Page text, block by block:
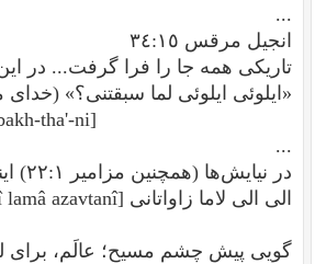
...
انجیل مرقس ٣٤:١٥
تاریکی همه جا را فرا گرفت... در
«ایلوئی ایلوئی لما سبقتنی؟»
tha'-ni]
...
در نیایش‌ها (همچنین مزامیر ۲۲:۱
)
الی الی لاما زاواتانی [ēlî ēlî lamâ azavtanî]
گویی پیش چشم مسیح؛ عالَم، برای